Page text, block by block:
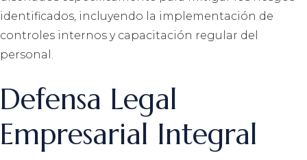
identificados, incluyendo la implementación de
controles internos y capacitación regular del
personal.
Defensa Legal
Empresarial Integral